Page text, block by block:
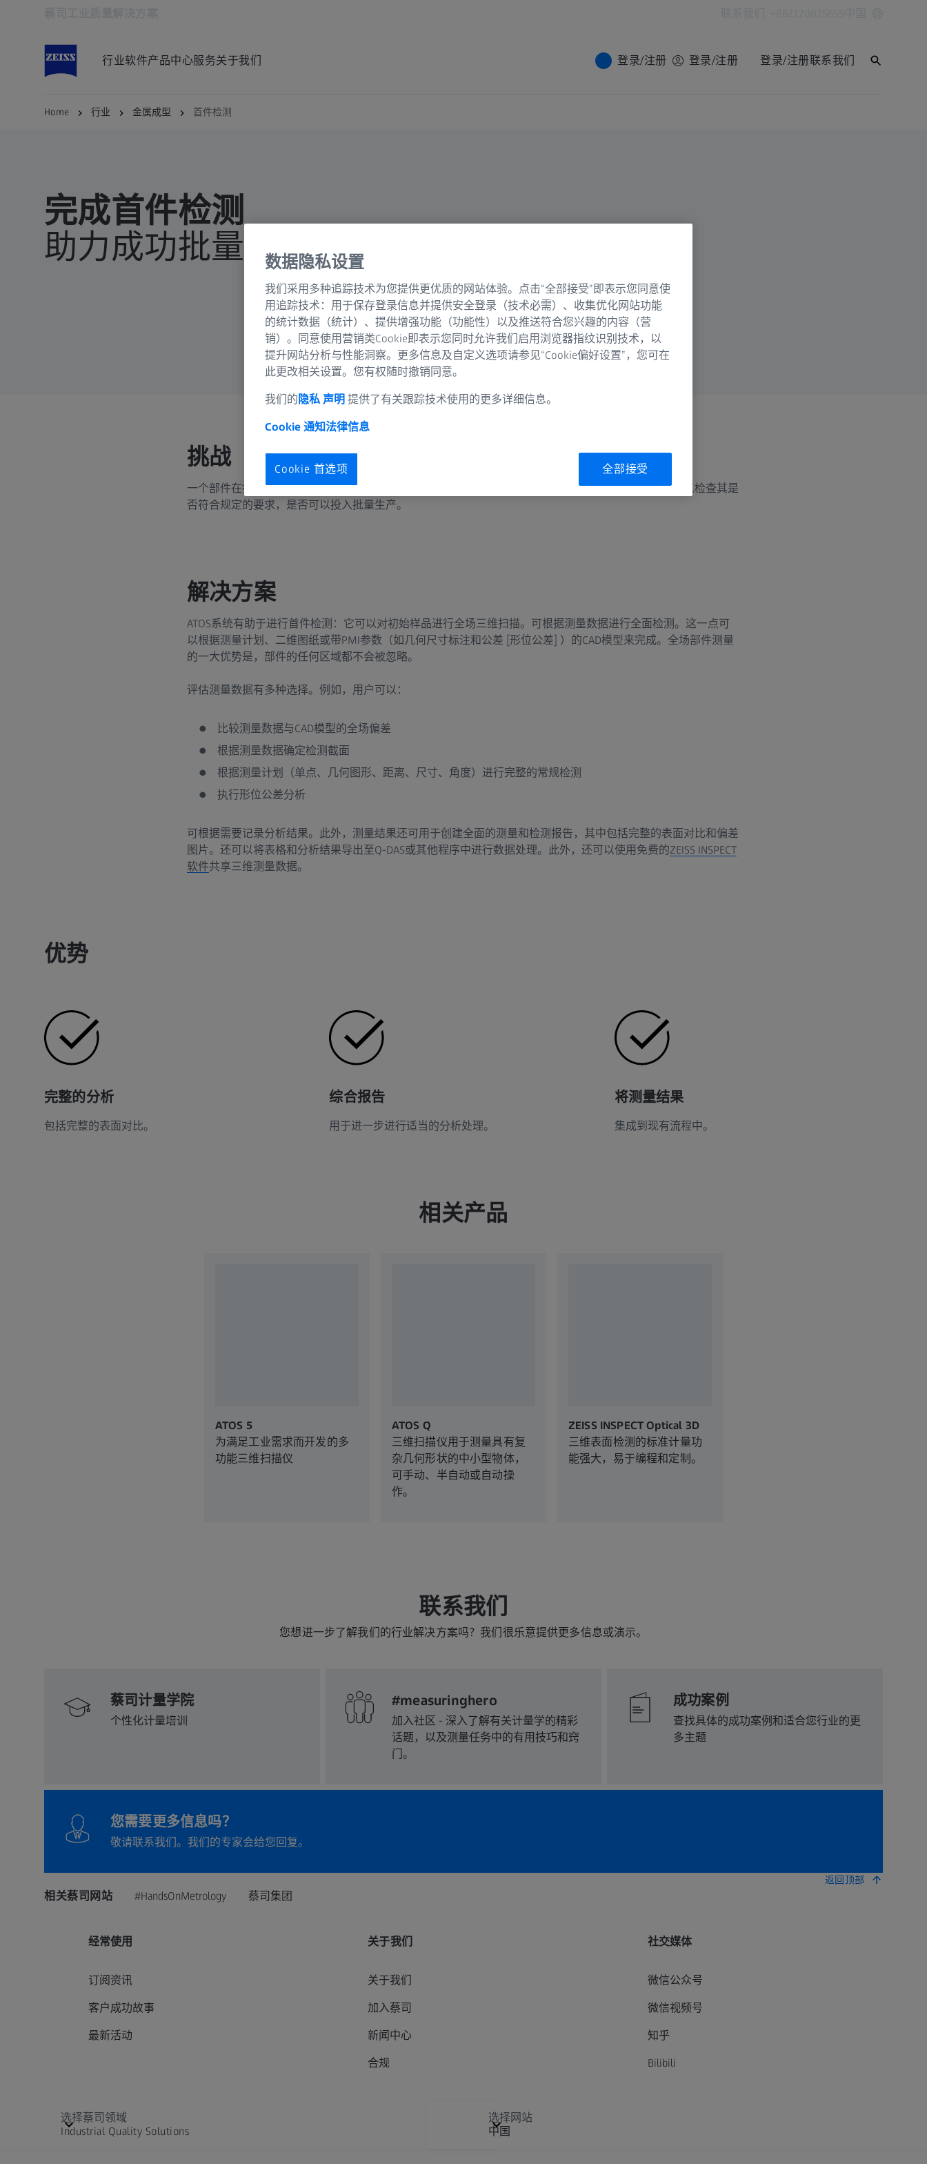
行业软件产品中心服务关于我们 登录/注册 登录/注册 登录/注册联系我们
Home 行业 金属成型 首件检测
完成首件检测
助力成功批量生产
挑战
一个部件在投入批量生产之前，必须经过初步取样。为此，生产出来的部件要在生产条件下进行测试，以检查其是
否符合规定的要求，是否可以投入批量生产。
解决方案
ATOS系统有助于进行首件检测：它可以对初始样品进行全场三维扫描。可根据测量数据进行全面检测。这一点可
以根据测量计划、二维图纸或带PMI参数（如几何尺寸标注和公差 [形位公差] ）的CAD模型来完成。全场部件测量
的一大优势是，部件的任何区域都不会被忽略。
评估测量数据有多种选择。例如，用户可以：
比较测量数据与CAD模型的全场偏差
根据测量数据确定检测截面
根据测量计划（单点、几何图形、距离、尺寸、角度）进行完整的常规检测
执行形位公差分析
可根据需要记录分析结果。此外，测量结果还可用于创建全面的测量和检测报告，其中包括完整的表面对比和偏差
图片。还可以将表格和分析结果导出至Q-DAS或其他程序中进行数据处理。此外，还可以使用免费的ZEISS INSPECT
软件共享三维测量数据。
优势
完整的分析
包括完整的表面对比。
综合报告
用于进一步进行适当的分析处理。
将测量结果
集成到现有流程中。
相关产品
ATOS 5
为满足工业需求而开发的多
功能三维扫描仪
ATOS Q
三维扫描仪用于测量具有复
杂几何形状的中小型物体，
可手动、半自动或自动操
作。
ZEISS INSPECT Optical 3D
三维表面检测的标准计量功
能强大，易于编程和定制。
联系我们
您想进一步了解我们的行业解决方案吗？我们很乐意提供更多信息或演示。
蔡司计量学院
个性化计量培训
#measuringhero
加入社区 - 深入了解有关计量学的精彩
话题，以及测量任务中的有用技巧和窍
门。
成功案例
查找具体的成功案例和适合您行业的更
多主题
您需要更多信息吗？
敬请联系我们。我们的专家会给您回复。
返回顶部
相关蔡司网站 #HandsOnMetrology 蔡司集团
经常使用
订阅资讯
客户成功故事
最新活动
关于我们
关于我们
加入蔡司
新闻中心
合规
社交媒体
微信公众号
微信视频号
知乎
Bilibili
选择蔡司领域
Industrial Quality Solutions
选择网站
中国
数据隐私设置
我们采用多种追踪技术为您提供更优质的网站体验。点击“全部接受”即表示您同意使
用追踪技术：用于保存登录信息并提供安全登录（技术必需）、收集优化网站功能
的统计数据（统计）、提供增强功能（功能性）以及推送符合您兴趣的内容（营
销）。同意使用营销类Cookie即表示您同时允许我们启用浏览器指纹识别技术，以
提升网站分析与性能洞察。更多信息及自定义选项请参见“Cookie偏好设置”，您可在
此更改相关设置。您有权随时撤销同意。
我们的 隐私 声明 提供了有关跟踪技术使用的更多详细信息。
Cookie 通知法律信息
Cookie 首选项 全部接受